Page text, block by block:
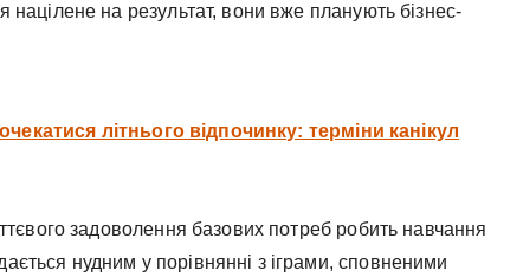
націлене на результат, вони вже планують бізнес-
літнього відпочинку: терміни канікул
задоволення базових потреб робить навчання
нудним у порівнянні з іграми, сповненими